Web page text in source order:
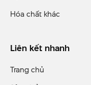
Hóa chất khác
Liên kết nhanh
Trang chủ